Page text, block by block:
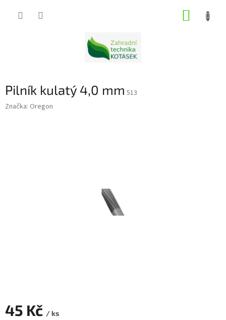
Pilník kulatý 4,0 mm 513
Značka: Oregon
45 Kč / ks